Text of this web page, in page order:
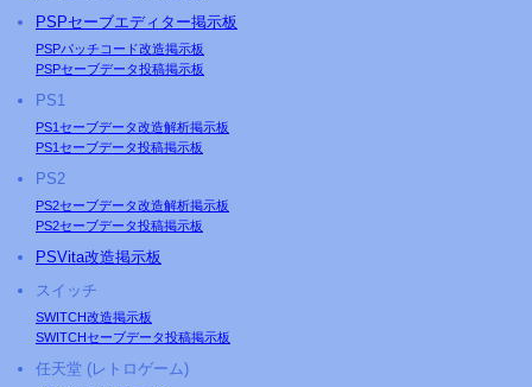
PSPセーブエディター掲示板
PSPパッチコード改造掲示板
PSPセーブデータ投稿掲示板
PS1
PS1セーブデータ改造解析掲示板
PS1セーブデータ投稿掲示板
PS2
PS2セーブデータ改造解析掲示板
PS2セーブデータ投稿掲示板
PSVita改造掲示板
スイッチ
SWITCH改造掲示板
SWITCHセーブデータ投稿掲示板
任天堂 (レトロゲーム)